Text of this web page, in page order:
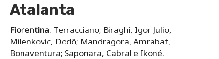
Atalanta
Fiorentina: Terracciano; Biraghi, Igor Julio,
Milenkovic, Dodô; Mandragora, Amrabat,
Bonaventura; Saponara, Cabral e Ikoné.